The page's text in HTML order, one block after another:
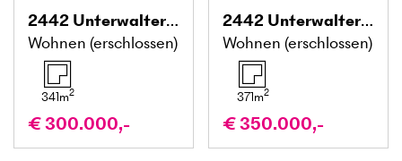
2442 Unterwaltersdorf
Wohnen (erschlossen)
341m2
€ 300.000,-
2442 Unterwaltersdorf
Wohnen (erschlossen)
371m2
€ 350.000,-